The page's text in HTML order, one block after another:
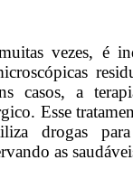
vezes, é
casos, a
Esse
drogas para
as